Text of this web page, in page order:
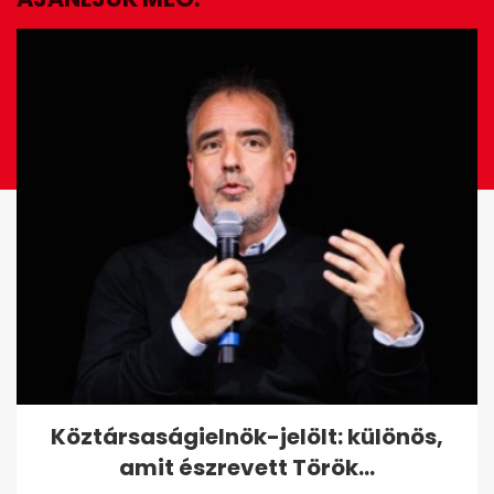
EZ IS ÉRDEKELHET
Köztársaságielnök-jelölt:
különös, amit észrevett
Török...
Köztársaságielnök-jelölt: különös,
amit észrevett Török...